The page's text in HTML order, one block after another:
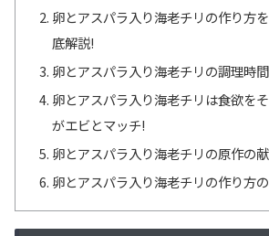
卵とアスパラ入り海老チリの作り方
底解説!
卵とアスパラ入り海老チリの調理時
卵とアスパラ入り海老チリは食欲を
がエビとマッチ!
卵とアスパラ入り海老チリの原作の
卵とアスパラ入り海老チリの作り方